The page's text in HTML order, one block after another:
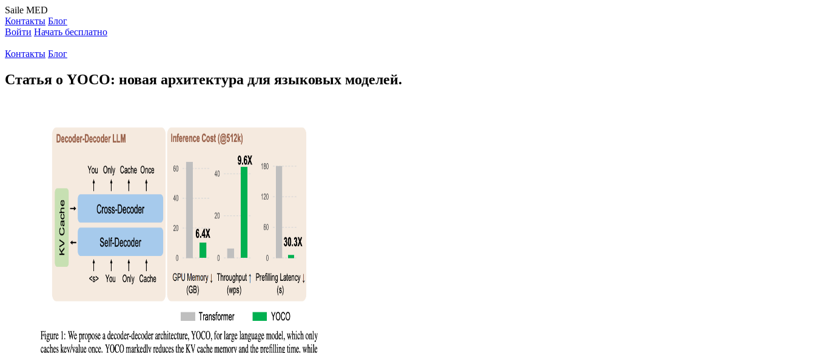
Saile MED
Контакты Блог
Войти Начать бесплатно
Контакты Блог
Статья о YOCO: новая архитектура для языковых моделей.